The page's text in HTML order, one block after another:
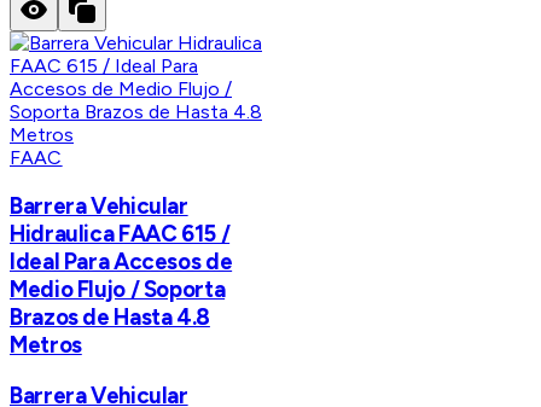
FAAC
Barrera Vehicular
Hidraulica FAAC 615 /
Ideal Para Accesos de
Medio Flujo / Soporta
Brazos de Hasta 4.8
Metros
Barrera Vehicular